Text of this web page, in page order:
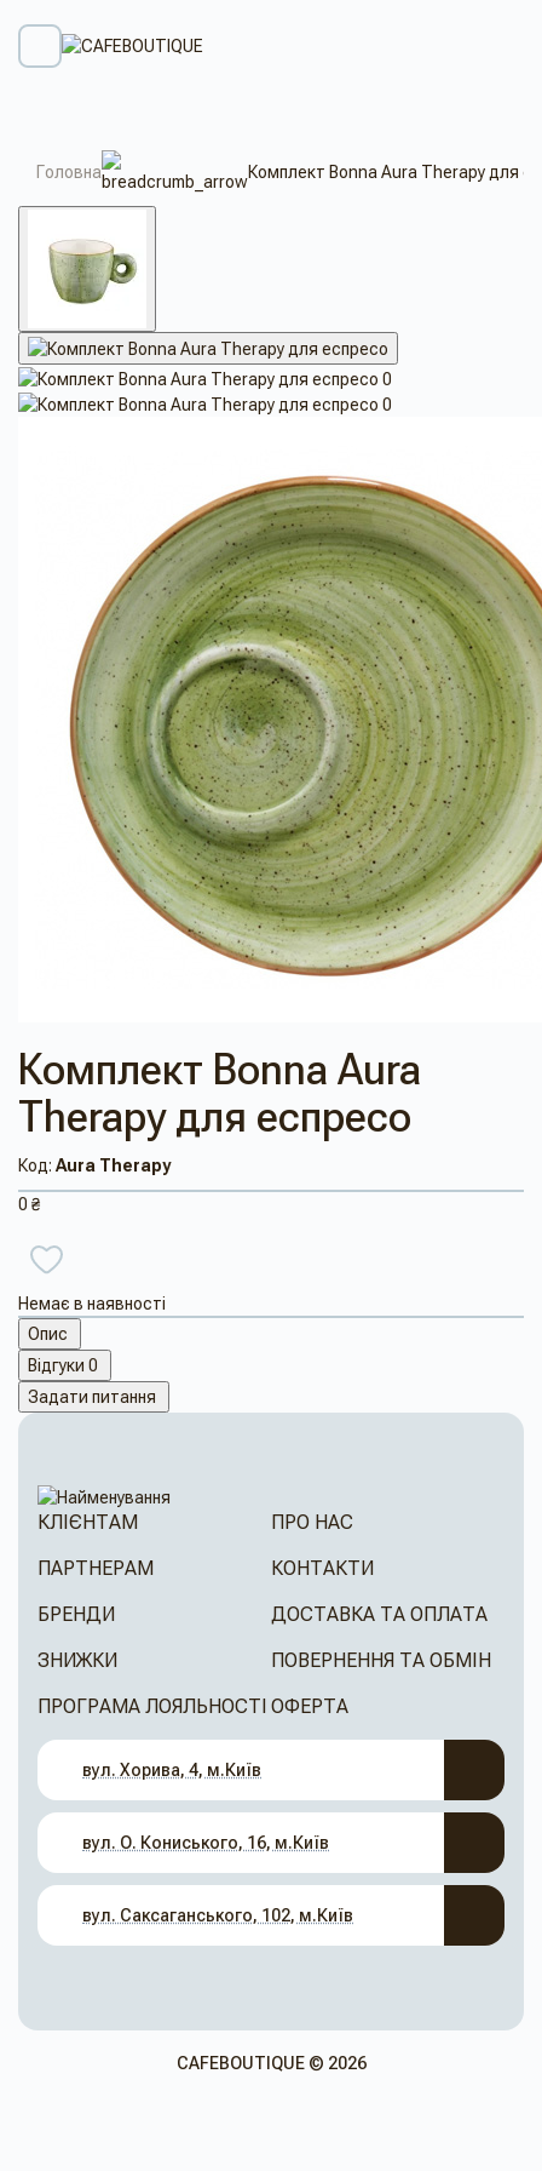
Головна Комплект Bonna Aura Therapy для
Комплект Bonna Aura
Therapy для еспресо
Код: Aura Therapy
0 ₴
Немає в наявності
Опис
Відгуки 0
Задати питання
КЛІЄНТАМ
ПАРТНЕРАМ
БРЕНДИ
ЗНИЖКИ
ПРОГРАМА ЛОЯЛЬНОСТІ
ПРО НАС
КОНТАКТИ
ДОСТАВКА ТА ОПЛАТА
ПОВЕРНЕННЯ ТА ОБМІН
ОФЕРТА
вул. Хорива, 4, м.Київ
вул. О. Кониського, 16, м.Київ
вул. Саксаганського, 102, м.Київ
CAFEBOUTIQUE © 2026